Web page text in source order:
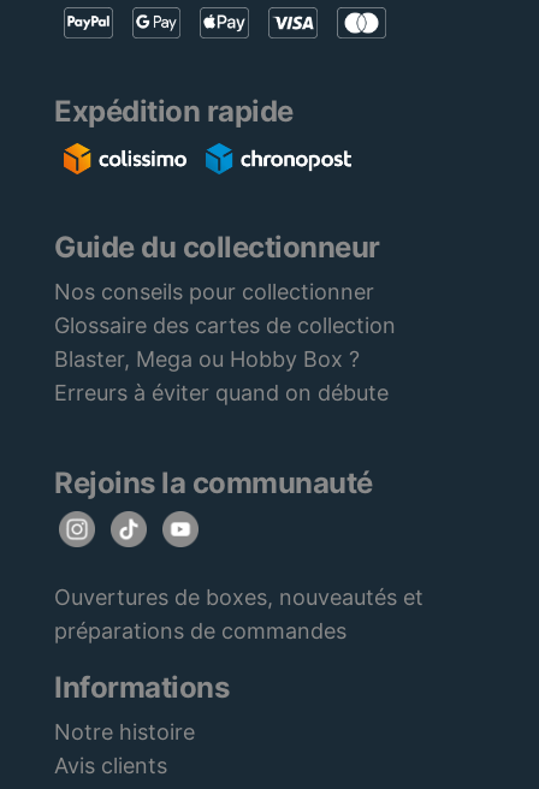
Expédition rapide
Guide du collectionneur
Nos conseils pour collectionner
Glossaire des cartes de collection
Blaster, Mega ou Hobby Box ?
Erreurs à éviter quand on débute
Rejoins la communauté
Ouvertures de boxes, nouveautés et
préparations de commandes
Informations
Notre histoire
Avis clients